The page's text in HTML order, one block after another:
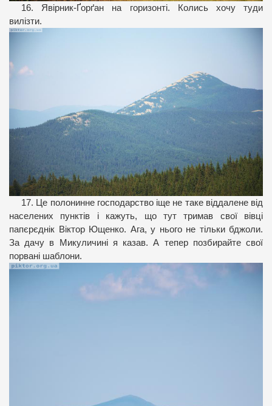
16. Явірник-Ґорґан на горизонті. Колись хочу туди
вилізти.
17. Це полонинне господарство іще не таке віддалене від
населених пунктів і кажуть, що тут тримав свої вівці
папєрєднік Віктор Ющенко. Ага, у нього не тільки бджоли.
За дачу в Микуличині я казав. А тепер позбирайте свої
порвані шаблони.